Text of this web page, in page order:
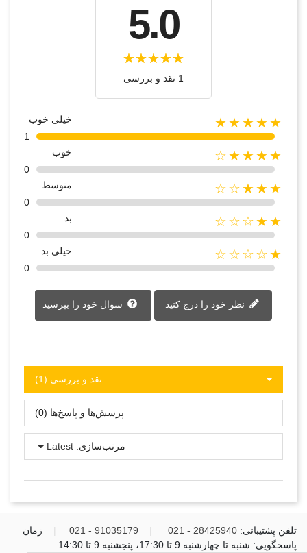
5.0
1 نقد و بررسی
★★★★★
خیلی خوب
1
★★★★☆
خوب
0
★★★☆☆
متوسط
0
★★☆☆☆
بد
0
★☆☆☆☆
خیلی بد
0
سوال خود را بپرسید
نقد و بررسی‌‌ (1)
پرسش‌ها و پاسخ‌ها (0)
مرتب‌سازی: Latest
تلفن پشتیبانی: 28425940 - 021
91035179 - 021
زمان
پاسخگویی: شنبه تا چهارشنبه 9 تا 17:30، پنجشنبه 9 تا 14:30